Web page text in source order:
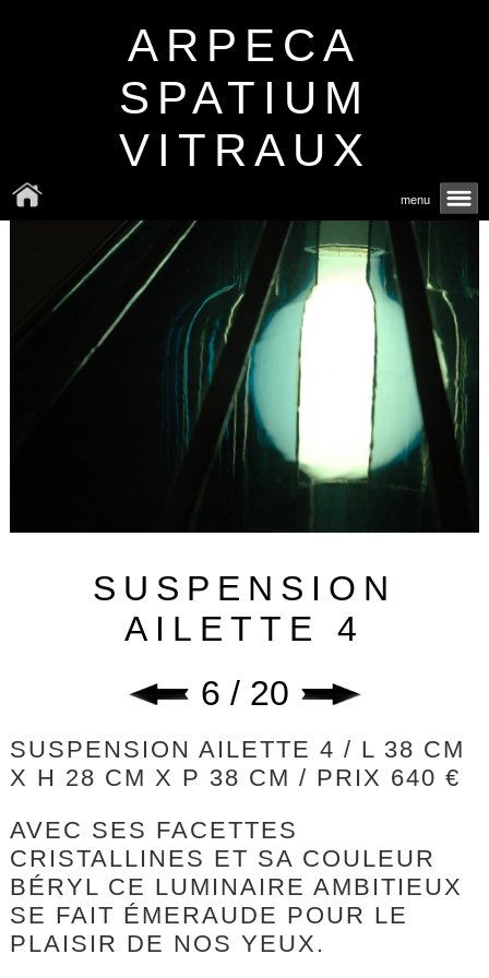
ARPECA
SPATIUM
VITRAUX
menu
SUSPENSION
AILETTE 4
6 / 20
SUSPENSION AILETTE 4 / L 38 CM
X H 28 CM X P 38 CM / PRIX 640 €
AVEC SES FACETTES
CRISTALLINES ET SA COULEUR
BÉRYL CE LUMINAIRE AMBITIEUX
SE FAIT ÉMERAUDE POUR LE
PLAISIR DE NOS YEUX.